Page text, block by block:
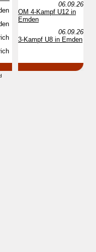
06.09.26
OM 4-Kampf U12 in
Emden
06.09.26
3-Kampf U8 in Emden